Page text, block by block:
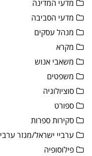
מדעי המדינה
מדעי הסביבה
מנהל עסקים
מקרא
משאבי אנוש
משפטים
סוציולוגיה
ספורט
סקירות ספרות
ערביי ישראל/מגזר ערבי
פילוסופיה